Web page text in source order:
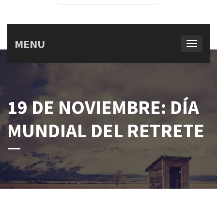
MENU
19 DE NOVIEMBRE: DÍA
MUNDIAL DEL RETRETE